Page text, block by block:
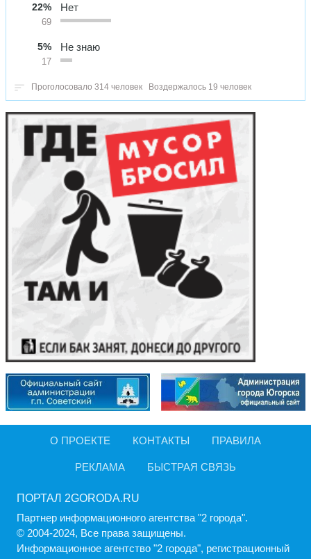
22%
69
Нет
5%
17
Не знаю
Проголосовало 314 человек Воздержалось 19 человек
О ПРОЕКТЕ КОНТАКТЫ ПРАВИЛА
РЕКЛАМА БЫСТРАЯ СВЯЗЬ
ПОРТАЛ 2GORODA.RU
Партнер информационного агентства "2 города".
© 2004-2024, Все права защищены.
Информационное агентство "2 города", регистрационный